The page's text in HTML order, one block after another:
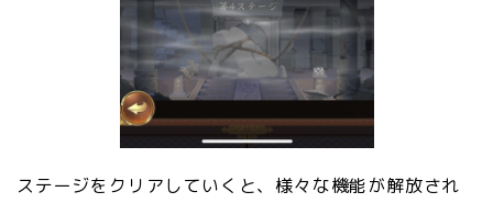
ステージをクリアしていくと、様々な機能が解放され